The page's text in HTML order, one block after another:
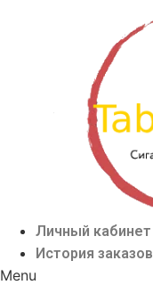
Личный кабинет
История заказов
Menu